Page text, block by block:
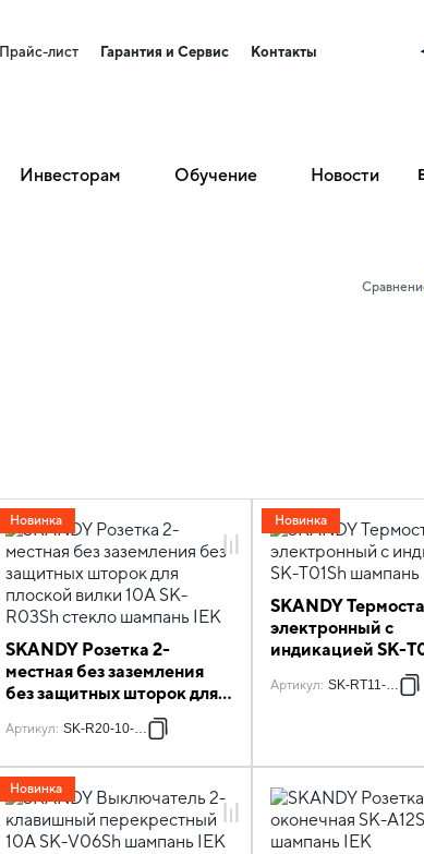
Прайс-лист Гарантия и Сервис Контакты
Инвесторам Обучение Новости
SKANDY Розетка 2-
местная без заземления
без защитных шторок для
плоской вилки 10А SK-
R03Sh стекло шампань IEK
Артикул: SK-R20-10-K37
Новинка
SKANDY
электронный с
индикацией SK-
Артикул: SK-RT11-K37
Новинка
Новинка